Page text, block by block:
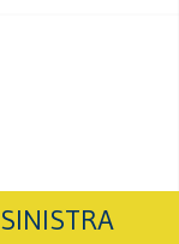
SINISTRA